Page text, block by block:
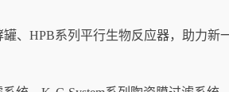
、HPB系列平行生物反应器，助力新